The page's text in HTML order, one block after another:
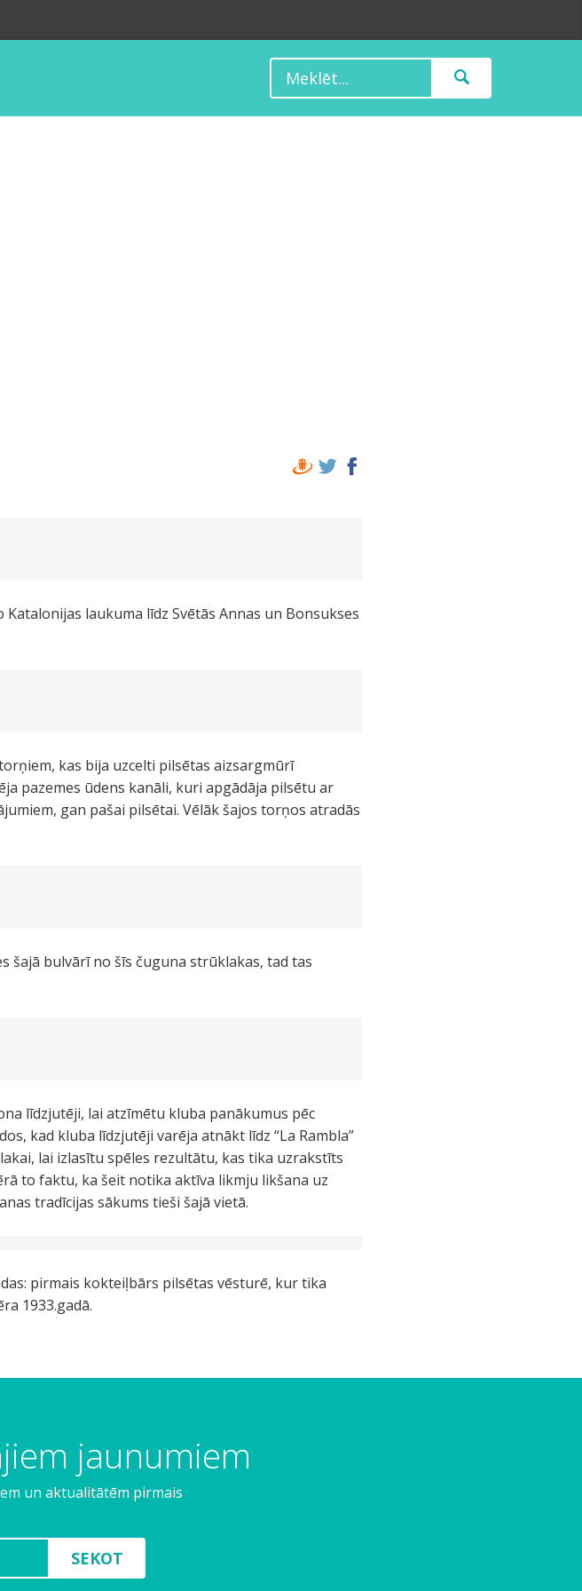
laukuma līdz Svētās Annas un Bonsukses
kas bija uzcelti pilsētas aizsargmūrī
pazemes ūdens kanāli, kuri apgādāja pilsētu ar
gan pašai pilsētai. Vēlāk šajos torņos atradās
šajā bulvārī no šīs čuguna strūklakas, tad tas
līdzjutēji, lai atzīmētu kluba panākumus pēc
kad kluba līdzjutēji varēja atnākt līdz “La Rambla”
lai izlasītu spēles rezultātu, kas tika uzrakstīts
to faktu, ka šeit notika aktīva likmju likšana uz
tradīcijas sākums tieši šajā vietā.
pirmais kokteiļbārs pilsētas vēsturē, kur tika
1933.gadā.
jaunumiem
un aktualitātēm pirmais
SEKOT